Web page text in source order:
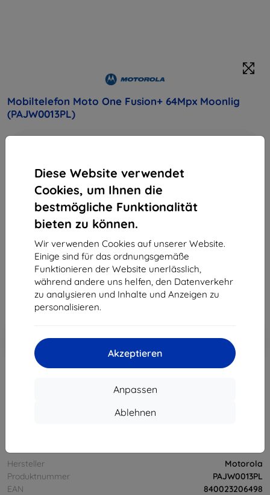
Diese Website verwendet
Cookies, um Ihnen die
bestmögliche Funktionalität
bieten zu können.
Wir verwenden Cookies auf unserer Website.
Einige sind für das ordnungsgemäße
Funktionieren der Website unerlässlich,
während andere uns helfen, den Datenverkehr
zu analysieren und Inhalte und Anzeigen zu
personalisieren.
Akzeptieren
Anpassen
Ablehnen
Mobiltelefon Moto One Fusion+ 64Mpx Moonlig
(PAJW0013PL)
Galaxy A5 (2017) ponúka jedinečný vzhľad vďaka 3D
zadnému sklu v kombinácii s 5.2" Super AMOLED displejom.
Čisté línie a precízne výrobné spracovanie zaujmú na prvý
pohľad
Produktbeschreibung
282,90 €
254,61 €
ohne MWSt213,96 €
-10%
Warenkorb
Hersteller
Motorola
Produktnummer
PAJW0013PL
EAN
840023206498